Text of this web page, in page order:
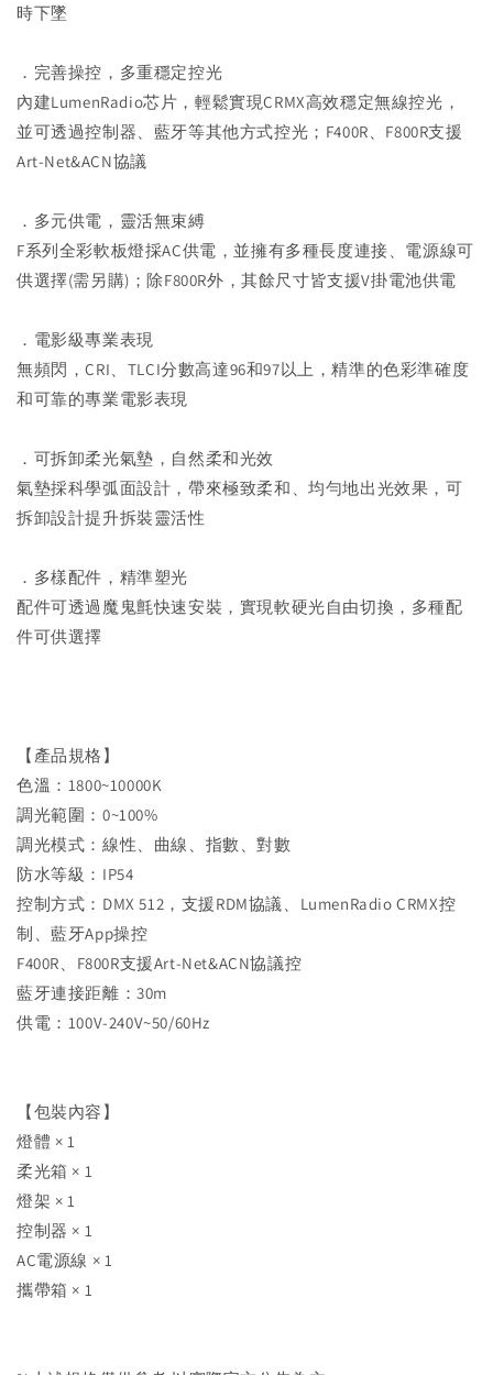
時下墜
．完善操控，多重穩定控光
內建LumenRadio芯片，輕鬆實現CRMX高效穩定無線控光，
並可透過控制器、藍牙等其他方式控光；F400R、F800R支援
Art-Net&ACN協議
．多元供電，靈活無束縛
F系列全彩軟板燈採AC供電，並擁有多種長度連接、電源線可
供選擇(需另購)；除F800R外，其餘尺寸皆支援V掛電池供電
．電影級專業表現
無頻閃，CRI、TLCI分數高達96和97以上，精準的色彩準確度
和可靠的專業電影表現
．可拆卸柔光氣墊，自然柔和光效
氣墊採科學弧面設計，帶來極致柔和、均勻地出光效果，可
拆卸設計提升拆裝靈活性
．多樣配件，精準塑光
配件可透過魔鬼氈快速安裝，實現軟硬光自由切換，多種配
件可供選擇
【產品規格】
色溫：1800~10000K
調光範圍：0~100%
調光模式：線性、曲線、指數、對數
防水等級：IP54
控制方式：DMX 512，支援RDM協議、LumenRadio CRMX控
制、藍牙App操控
F400R、F800R支援Art-Net&ACN協議控
藍牙連接距離：30m
供電：100V-240V~50/60Hz
【包裝內容】
燈體 × 1
柔光箱 × 1
燈架 × 1
控制器 × 1
AC電源線 × 1
攜帶箱 × 1